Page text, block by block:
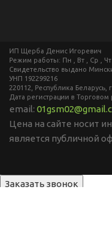
ИП Щерба Денис Игоревич
Режим работы: Пн , Вт , Ср , Чт
Свидетельство выдано
УНП 192299216
220112, Республика Беларусь,
Дата регистрации в Торговом
email:
Цена на сайте носит
является публичной
Заказать звонок